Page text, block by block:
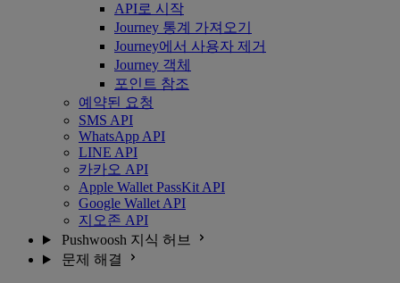
API로 시작
Journey 통계 가져오기
Journey에서 사용자 제거
Journey 객체
포인트 참조
예약된 요청
SMS API
WhatsApp API
LINE API
카카오 API
Apple Wallet PassKit API
Google Wallet API
지오존 API
Pushwoosh 지식 허브
문제 해결